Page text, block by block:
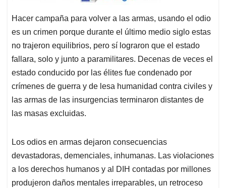
Hacer campaña para volver a las armas, usando el odio
es un crimen porque durante el último medio siglo estas
no trajeron equilibrios, pero sí lograron que el estado
fallara, solo y junto a paramilitares. Decenas de veces el
estado conducido por las élites fue condenado por
crímenes de guerra y de lesa humanidad contra civiles y
las armas de las insurgencias terminaron distantes de
las masas excluidas.
Los odios en armas dejaron consecuencias
devastadoras, demenciales, inhumanas. Las violaciones
a los derechos humanos y al DIH contadas por millones
produjeron daños mentales irreparables, un retroceso